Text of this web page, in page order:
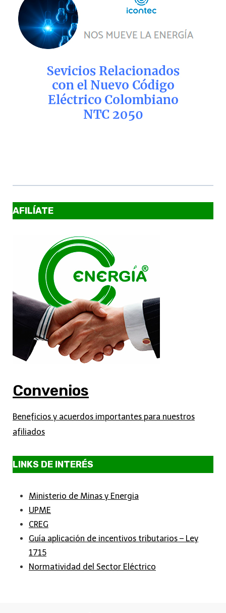
AFILÍATE
Convenios
Beneficios y acuerdos importantes para nuestros
afiliados
LINKS DE INTERÉS
Ministerio de Minas y Energia
UPME
CREG
Guía aplicación de incentivos tributarios – Ley
1715
Normatividad del Sector Eléctrico